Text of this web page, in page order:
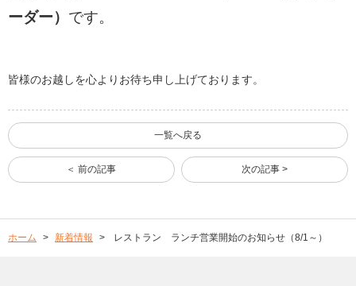
ーダー） です。
皆様のお越しを心よりお待ち申し上げております。
一覧へ戻る
＜ 前の記事 次の記事 >
ホーム 新着情報 レストラン ランチ営業開始のお知らせ（8/1～）